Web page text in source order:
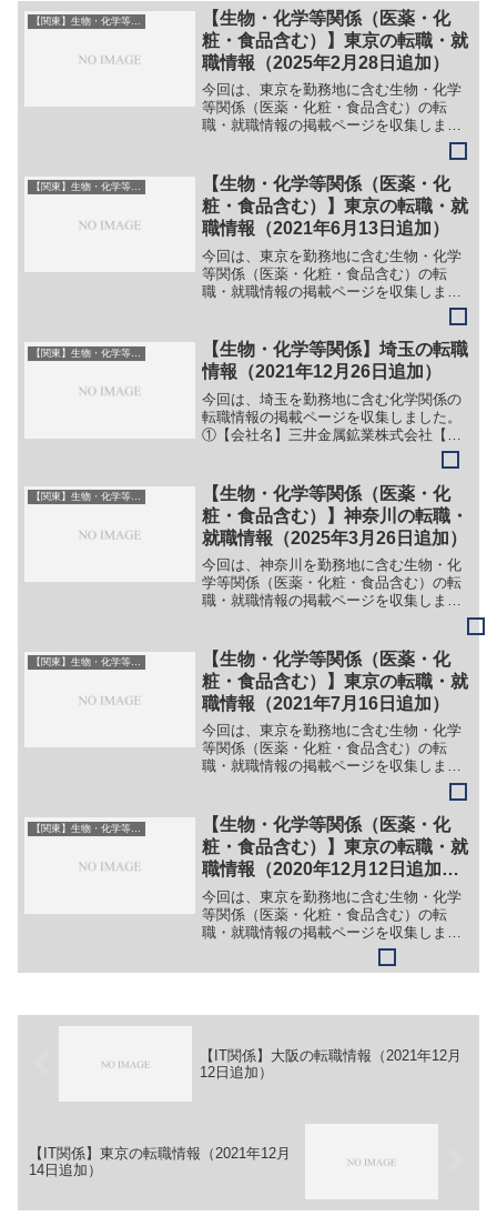
【生物・化学等関係（医薬・化
粧・食品含む）】東京の転職・就
職情報（2025年2月28日追加）
今回は、東京を勤務地に含む生物・化学
等関係（医薬・化粧・食品含む）の転
職・就職情報の掲載ページを収集しまし
た。最新情報・正確な情報は企業サイト
でご確認ください。①【会社名】株式会
社 digzyme【職務】［正社員］＞＞
（１）事業開発系オープ...
【関東】生物・化学等系（医薬・化粧・食品含む）
【生物・化学等関係（医薬・化
粧・食品含む）】東京の転職・就
職情報（2021年6月13日追加）
今回は、東京を勤務地に含む生物・化学
等関係（医薬・化粧・食品含む）の転
職・就職情報の掲載ページを収集しまし
た。最新情報・正確な情報は企業サイト
でご確認ください。①【会社名】大塚製
薬株式会社【職務】別企業のサイトに情
報が掲載されているため、詳...
【生物・化学等関係】埼玉の転職
情報（2021年12月26日追加）
今回は、埼玉を勤務地に含む化学関係の
転職情報の掲載ページを収集しました。
①【会社名】三井金属鉱業株式会社【職
務】（１）企画・マーケティング（２）
研究開発（３）事業開発（４）マーケテ
ィング・営業（５）企画開発（６）営業
部（７）経理（８）技術営...
【生物・化学等関係（医薬・化
粧・食品含む）】神奈川の転職・
就職情報（2025年3月26日追加）
今回は、神奈川を勤務地に含む生物・化
学等関係（医薬・化粧・食品含む）の転
職・就職情報の掲載ページを収集しまし
社レゾナック・ホールディングス【職
務】［キャリア・中途］＞＞...
【関東】生物・化学等系（医薬・化粧・食品含む）
【生物・化学等関係（医薬・化
粧・食品含む）】東京の転職・就
職情報（2021年7月16日追加）
今回は、東京を勤務地に含む生物・化学
等関係（医薬・化粧・食品含む）の転
職・就職情報の掲載ページを収集しまし
た。最新情報・正確な情報は企業サイト
でご確認ください。①【会社名】株式会
社ビー・エム・エル【職務】（１）検査
職【勤務地】東京等【詳細】...
【生物・化学等関係（医薬・化
粧・食品含む）】東京の転職・就
職情報（2020年12月12日追加、
2022年2月27日更新）
今回は、東京を勤務地に含む生物・化学
等関係（医薬・化粧・食品含む）の転
職・就職情報の掲載ページを収集しまし
た。最新情報・正確な情報は企業サイト
でご確認ください。①【会社名】株式会
【IT関係】大阪の転職情報（2021年12月
12日追加）
【IT関係】東京の転職情報（2021年12月
14日追加）